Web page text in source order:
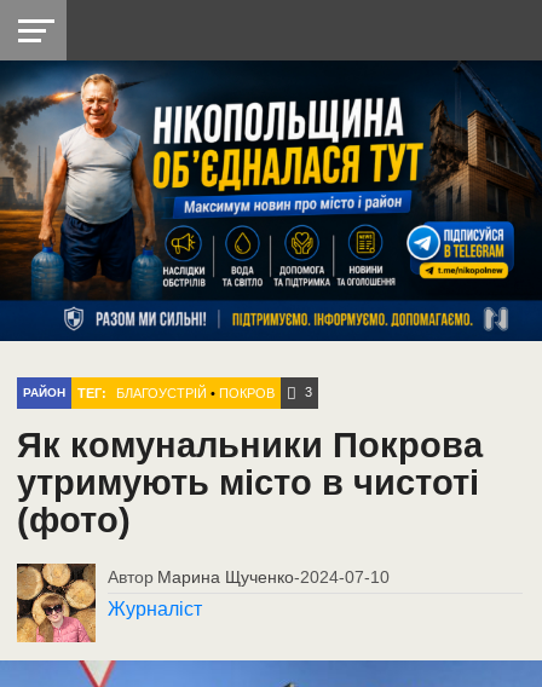
НІКОПОЛЬ
РАЙОН
СІЧЕСЛАВСЬКА
УКРАЇНА
РЕТРО
НІКОПОЛЬ
ЛАЙТ
УКРАЇНА
ДОПОМОГА
РАДІО
РАЙОН ТЕГ: БЛАГОУСТРІЙ •ПОКРОВ 3
Як комунальники Покрова
утримують місто в чистоті
(фото)
Автор Марина Щученко-2024-07-10
Журналіст